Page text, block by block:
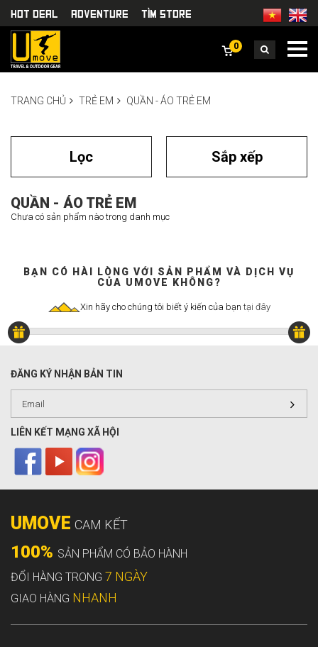
HOT DEAL Adventure TÌm Store
0
TRANG CHỦ TRẺ EM QUẦN - ÁO TRẺ EM
Lọc Sắp xếp
QUẦN - ÁO TRẺ EM
Chưa có sản phẩm nào trong danh mục
BẠN CÓ HÀI LÒNG VỚI SẢN PHẨM VÀ DỊCH VỤ
CỦA UMOVE KHÔNG?
Xin hãy cho chúng tôi biết ý kiến của bạn tại đây
ĐĂNG KÝ NHẬN BẢN TIN
LIÊN KẾT MẠNG XÃ HỘI
UMOVE CAM KẾT
100% SẢN PHẨM CÓ BẢO HÀNH
ĐỔI HÀNG TRONG 7 NGÀY
GIAO HÀNG NHANH